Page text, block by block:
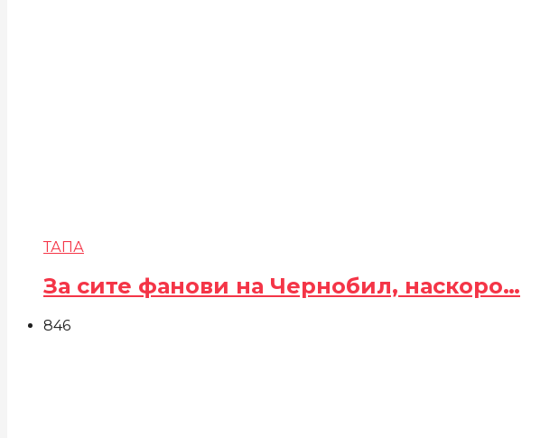
ТАПА
За сите фанови на Чернобил, наскоро…
846